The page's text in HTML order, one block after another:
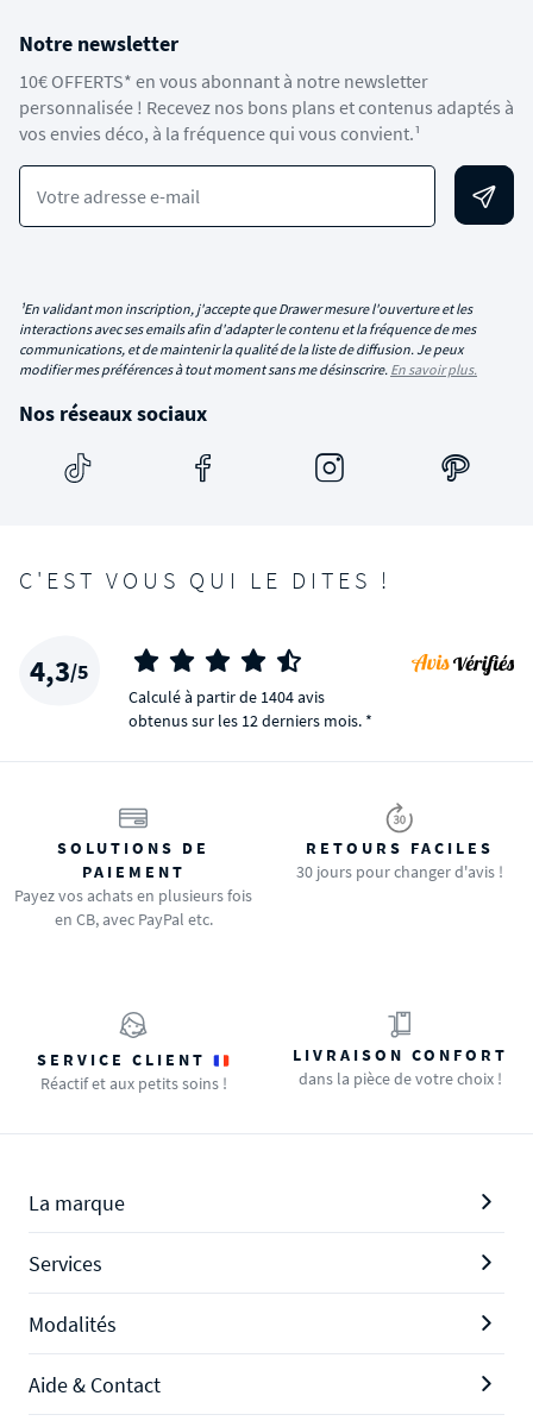
Notre newsletter
10€ OFFERTS* en vous abonnant à notre newsletter
personnalisée ! Recevez nos bons plans et contenus adaptés à
vos envies déco, à la fréquence qui vous convient.¹
Votre adresse e-mail
¹En validant mon inscription, j'accepte que Drawer mesure l'ouverture et les
interactions avec ses emails afin d'adapter le contenu et la fréquence de mes
communications, et de maintenir la qualité de la liste de diffusion. Je peux
modifier mes préférences à tout moment sans me désinscrire. En savoir plus.
Nos réseaux sociaux
C'EST VOUS QUI LE DITES !
4,3/5
Calculé à partir de 1404 avis
obtenus sur les 12 derniers mois. *
SOLUTIONS DE
PAIEMENT
Payez vos achats en plusieurs fois
en CB, avec PayPal etc.
RETOURS FACILES
30 jours pour changer d'avis !
SERVICE CLIENT
Réactif et aux petits soins !
LIVRAISON CONFORT
dans la pièce de votre choix !
La marque
Services
Modalités
Aide & Contact